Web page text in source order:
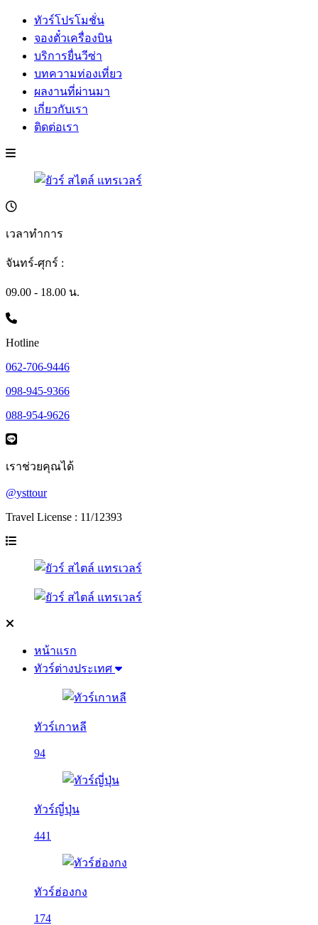
ทัวร์โปรโมชั่น
จองตั๋วเครื่องบิน
บริการยื่นวีซ่า
บทความท่องเที่ยว
ผลงานที่ผ่านมา
เกี่ยวกับเรา
ติดต่อเรา
เวลาทำการ
จันทร์-ศุกร์ :
09.00 - 18.00 น.
Hotline
062-706-9446
098-945-9366
088-954-9626
เราช่วยคุณได้
@ysttour
Travel License : 11/12393
หน้าแรก
ทัวร์ต่างประเทศ
ทัวร์เกาหลี
94
ทัวร์ญี่ปุ่น
441
ทัวร์ฮ่องกง
174